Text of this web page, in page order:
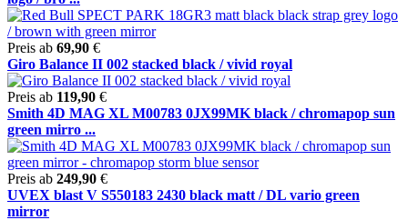
Preis ab 69,90 €
Giro Balance II 002 stacked black / vivid royal
Preis ab 119,90 €
Smith 4D MAG XL M00783 0JX99MK black / chromapop sun
green mirro ...
Preis ab 249,90 €
UVEX blast V S550183 2430 black matt / DL vario green
mirror